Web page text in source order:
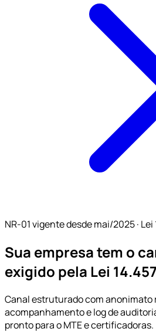
NR-01 vigente desde mai/2025 ·
Sua empresa tem o
exigido pela Lei
Canal estruturado com anonimato
acompanhamento e log de
pronto para o MTE e certificadoras.